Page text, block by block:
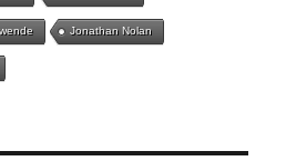
Jonathan Nolan